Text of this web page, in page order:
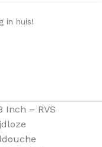
in huis!
Inch – RVS